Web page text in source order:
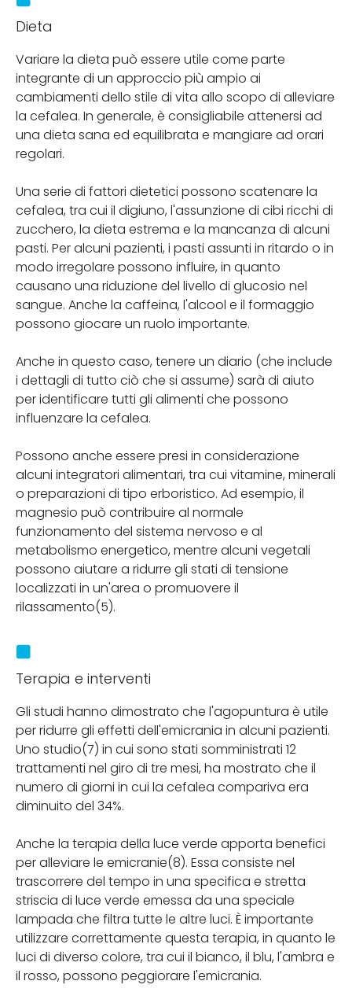
Dieta
Variare la dieta può essere utile come parte
integrante di un approccio più ampio ai
cambiamenti dello stile di vita allo scopo di alleviare
la cefalea. In generale, è consigliabile attenersi ad
una dieta sana ed equilibrata e mangiare ad orari
regolari.
Una serie di fattori dietetici possono scatenare la
cefalea, tra cui il digiuno, l'assunzione di cibi ricchi di
zucchero, la dieta estrema e la mancanza di alcuni
pasti. Per alcuni pazienti, i pasti assunti in ritardo o in
modo irregolare possono influire, in quanto
causano una riduzione del livello di glucosio nel
sangue. Anche la caffeina, l'alcool e il formaggio
possono giocare un ruolo importante.
Anche in questo caso, tenere un diario (che include
i dettagli di tutto ciò che si assume) sarà di aiuto
per identificare tutti gli alimenti che possono
influenzare la cefalea.
Possono anche essere presi in considerazione
alcuni integratori alimentari, tra cui vitamine, minerali
o preparazioni di tipo erboristico. Ad esempio, il
magnesio può contribuire al normale
funzionamento del sistema nervoso e al
metabolismo energetico, mentre alcuni vegetali
possono aiutare a ridurre gli stati di tensione
localizzati in un'area o promuovere il
rilassamento(5).
Terapia e interventi
Gli studi hanno dimostrato che l'agopuntura è utile
per ridurre gli effetti dell'emicrania in alcuni pazienti.
Uno studio(7) in cui sono stati somministrati 12
trattamenti nel giro di tre mesi, ha mostrato che il
numero di giorni in cui la cefalea compariva era
diminuito del 34%.
Anche la terapia della luce verde apporta benefici
per alleviare le emicranie(8). Essa consiste nel
trascorrere del tempo in una specifica e stretta
striscia di luce verde emessa da una speciale
lampada che filtra tutte le altre luci. È importante
utilizzare correttamente questa terapia, in quanto le
luci di diverso colore, tra cui il bianco, il blu, l'ambra e
il rosso, possono peggiorare l'emicrania.